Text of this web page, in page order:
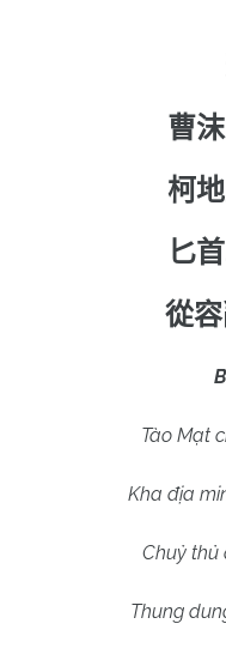
曹
柯
匕
從
Tào Mạt
Kha địa
Chuỷ thủ
Thung